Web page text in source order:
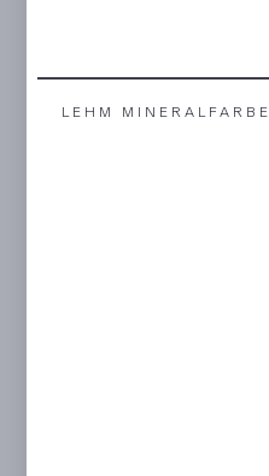
LEHM MINERALFARBE